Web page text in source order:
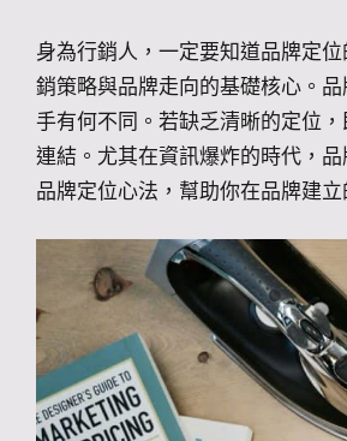
身為行銷人，一定要知道品牌定
銷策略與品牌走向的基礎核心。
手有何不同。若缺乏清晰的定位
連結。尤其在資訊爆炸的時代，
品牌定位心法，幫助你在品牌建